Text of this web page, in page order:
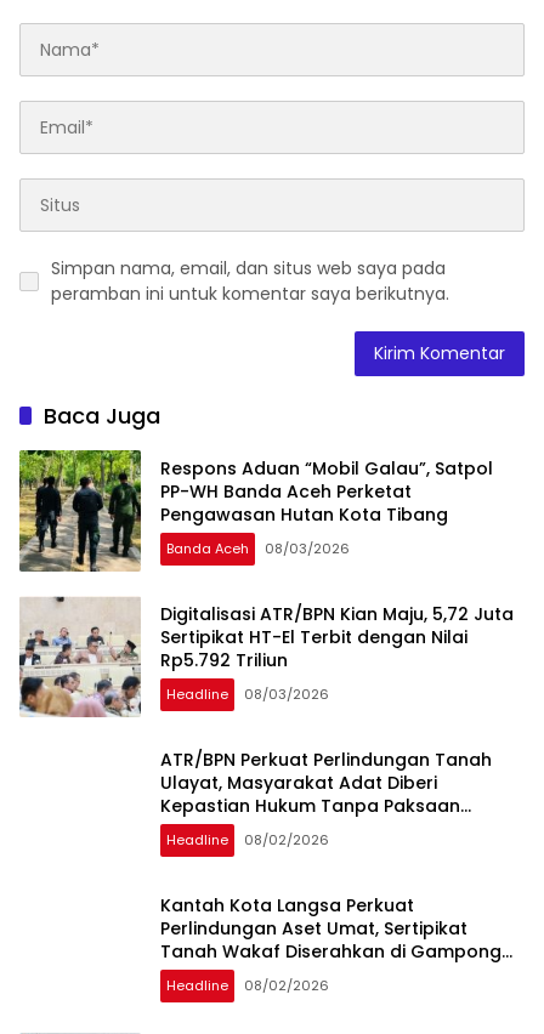
Simpan nama, email, dan situs web saya pada
peramban ini untuk komentar saya berikutnya.
Baca Juga
Respons Aduan “Mobil Galau”, Satpol
PP-WH Banda Aceh Perketat
Pengawasan Hutan Kota Tibang
Banda Aceh 08/03/2026
Digitalisasi ATR/BPN Kian Maju, 5,72 Juta
Sertipikat HT-El Terbit dengan Nilai
Rp5.792 Triliun
Headline 08/03/2026
ATR/BPN Perkuat Perlindungan Tanah
Ulayat, Masyarakat Adat Diberi
Kepastian Hukum Tanpa Paksaan
Sertipikasi
Headline 08/02/2026
Kantah Kota Langsa Perkuat
Perlindungan Aset Umat, Sertipikat
Tanah Wakaf Diserahkan di Gampong
Karang Anyar
Headline 08/02/2026